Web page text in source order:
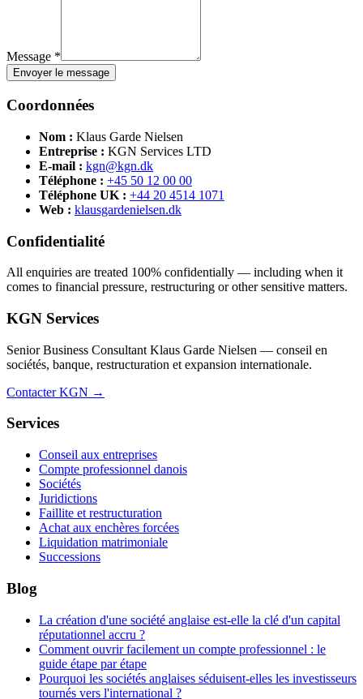
Message *
Envoyer le message
Coordonnées
Nom : Klaus Garde Nielsen
Entreprise : KGN Services LTD
E-mail : kgn@kgn.dk
Téléphone : +45 50 12 00 00
Téléphone UK : +44 20 4514 1071
Web : klausgardenielsen.dk
Confidentialité
All enquiries are treated 100% confidentially — including when it
comes to financial pressure, restructuring or other sensitive matters.
KGN Services
Senior Business Consultant Klaus Garde Nielsen — conseil en
sociétés, banque, restructuration et expansion internationale.
Contacter KGN →
Services
Conseil aux entreprises
Compte professionnel danois
Sociétés
Juridictions
Faillite et restructuration
Achat aux enchères forcées
Liquidation matrimoniale
Successions
Blog
La création d'une société anglaise est-elle la clé d'un capital
réputationnel accru ?
Comment ouvrir facilement un compte professionnel : le
guide étape par étape
Pourquoi les sociétés anglaises séduisent-elles les investisseurs
tournés vers l'international ?